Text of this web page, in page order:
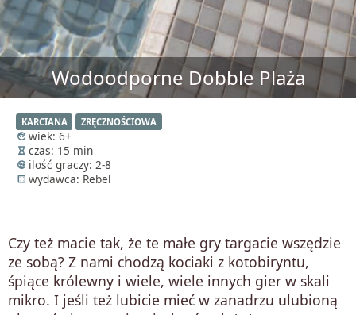
Wodoodporne Dobble Plaża
KARCIANA ZRĘCZNOŚCIOWA
face wiek: 6+
hourglass_empty czas: 15 min
supervised_user_circle ilość graczy: 2-8
casino wydawca: Rebel
Czy też macie tak, że te małe gry targacie wszędzie
ze sobą? Z nami chodzą kociaki z kotobiryntu,
śpiące królewny i wiele, wiele innych gier w skali
mikro. I jeśli też lubicie mieć w zanadrzu ulubioną